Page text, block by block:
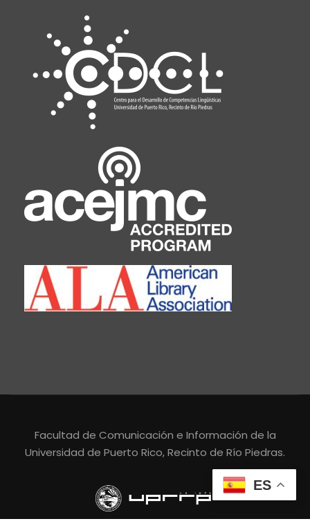
Facultad de Comunicación e Información de la
Universidad de Puerto Rico, Recinto de Río Piedras.
ES